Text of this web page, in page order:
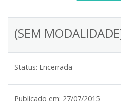
(SEM
Status: Encerrada
Publicado em: 27/07/2015